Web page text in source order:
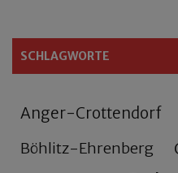
SCHLAGWORTE
Anger-Crottendorf
Böhlitz-Ehrenberg